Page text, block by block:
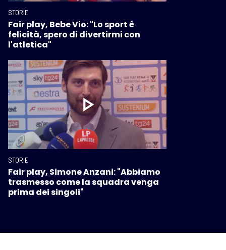
STORIE
Fair play, Bebe Vio: "Lo sport è
felicità, spero di divertirmi con
l'atletica"
STORIE
Fair play, Simone Anzani: "Abbiamo
trasmesso come la squadra venga
prima dei singoli"